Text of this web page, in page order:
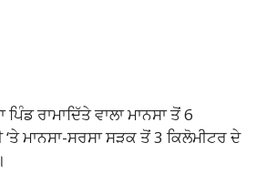
ਪਿੰਡ ਰਾਮਾਦਿੱਤੇ ਵਾਲਾ ਮਾਨਸਾ ਤੋਂ 6
‘ਤੇ ਮਾਨਸਾ-ਸਰਸਾ ਸੜਕ ਤੋਂ 3 ਕਿਲੋਮੀਟਰ ਦੇ